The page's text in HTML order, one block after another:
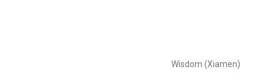
Wisdom (Xiamen)